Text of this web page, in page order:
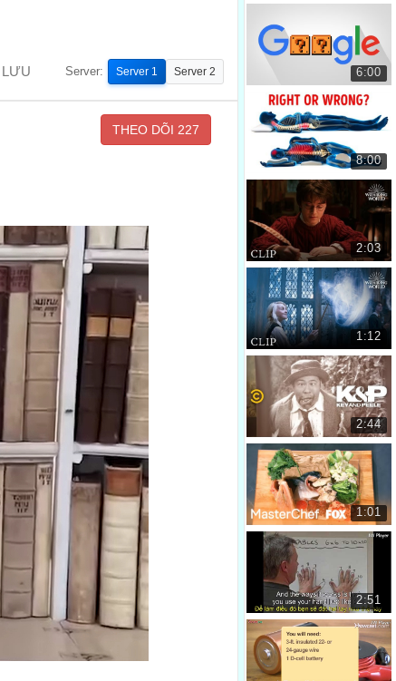
LƯU Server: Server 1 Server 2
THEO DÕI 227
6:00
8:00
2:03
1:12
2:44
1:01
2:51